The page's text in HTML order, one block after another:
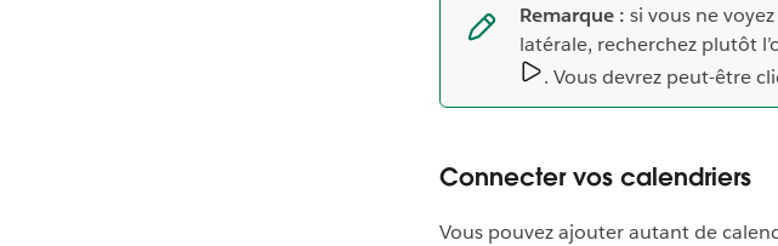
Remarque : si vous ne
latérale, recherchez plutôt
. Vous devrez peut-être
Connecter vos calendriers
Vous pouvez ajouter autant de